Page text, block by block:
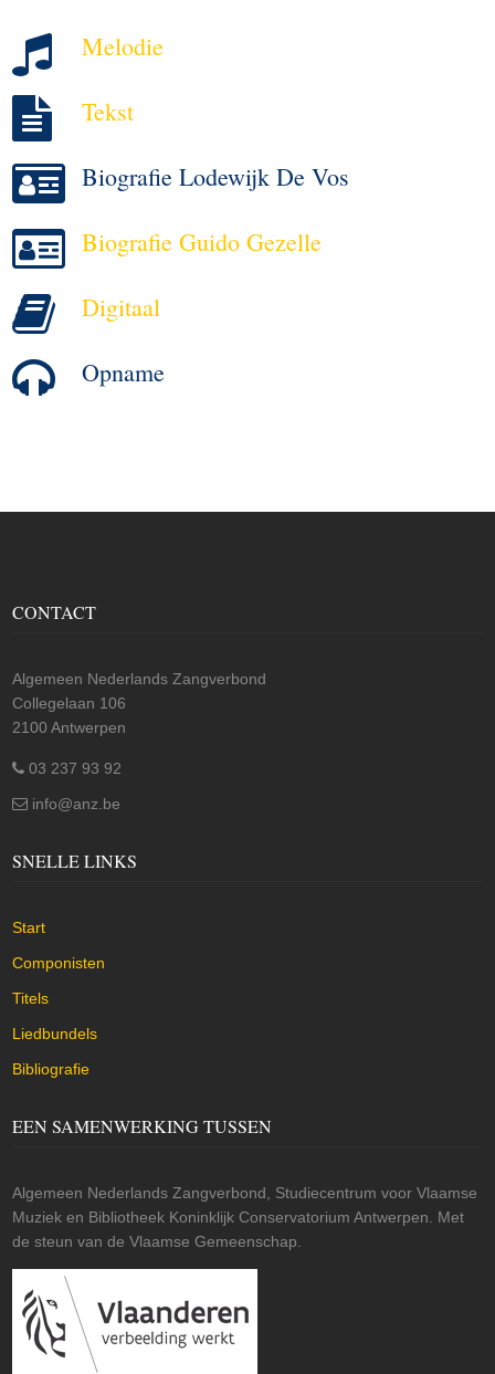
Melodie
Tekst
Biografie Lodewijk De Vos
Biografie Guido Gezelle
Digitaal
Opname
CONTACT
Algemeen Nederlands Zangverbond
Collegelaan 106
2100 Antwerpen
03 237 93 92
info@anz.be
SNELLE LINKS
Start
Componisten
Titels
Liedbundels
Bibliografie
EEN SAMENWERKING TUSSEN
Algemeen Nederlands Zangverbond, Studiecentrum voor Vlaamse
Muziek en Bibliotheek Koninklijk Conservatorium Antwerpen. Met
de steun van de Vlaamse Gemeenschap.